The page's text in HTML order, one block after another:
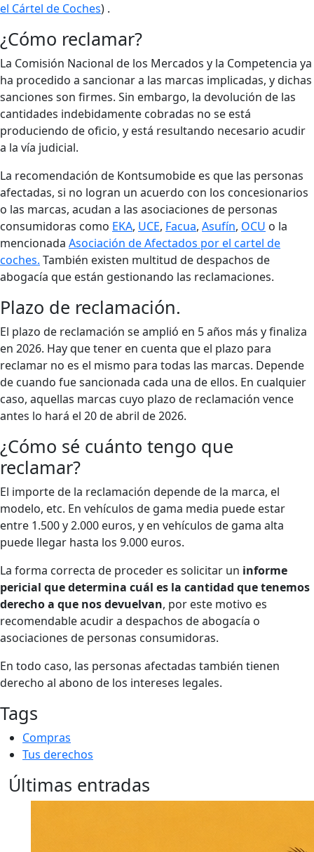
el Cártel de Coches) .
¿Cómo reclamar?
La Comisión Nacional de los Mercados y la Competencia ya
ha procedido a sancionar a las marcas implicadas, y dichas
sanciones son firmes. Sin embargo, la devolución de las
cantidades indebidamente cobradas no se está
produciendo de oficio, y está resultando necesario acudir
a la vía judicial.
La recomendación de Kontsumobide es que las personas
afectadas, si no logran un acuerdo con los concesionarios
o las marcas, acudan a las asociaciones de personas
consumidoras como EKA, UCE, Facua, Asufín, OCU o la
mencionada Asociación de Afectados por el cartel de
coches. También existen multitud de despachos de
abogacía que están gestionando las reclamaciones.
Plazo de reclamación.
El plazo de reclamación se amplió en 5 años más y finaliza
en 2026. Hay que tener en cuenta que el plazo para
reclamar no es el mismo para todas las marcas. Depende
de cuando fue sancionada cada una de ellos. En cualquier
caso, aquellas marcas cuyo plazo de reclamación vence
antes lo hará el 20 de abril de 2026.
¿Cómo sé cuánto tengo que
reclamar?
El importe de la reclamación depende de la marca, el
modelo, etc. En vehículos de gama media puede estar
entre 1.500 y 2.000 euros, y en vehículos de gama alta
puede llegar hasta los 9.000 euros.
La forma correcta de proceder es solicitar un informe
pericial que determina cuál es la cantidad que tenemos
derecho a que nos devuelvan, por este motivo es
recomendable acudir a despachos de abogacía o
asociaciones de personas consumidoras.
En todo caso, las personas afectadas también tienen
derecho al abono de los intereses legales.
Tags
Compras
Tus derechos
Últimas entradas